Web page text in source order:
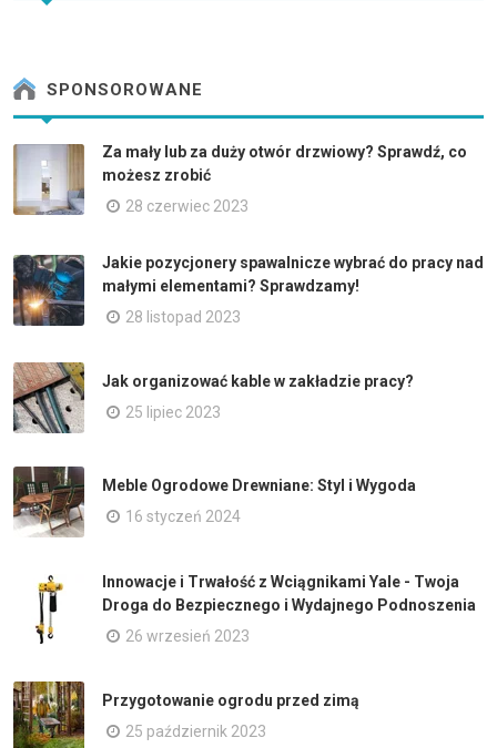
SPONSOROWANE
Za mały lub za duży otwór drzwiowy? Sprawdź, co
możesz zrobić
28 czerwiec 2023
Jakie pozycjonery spawalnicze wybrać do pracy nad
małymi elementami? Sprawdzamy!
28 listopad 2023
Jak organizować kable w zakładzie pracy?
25 lipiec 2023
Meble Ogrodowe Drewniane: Styl i Wygoda
16 styczeń 2024
Innowacje i Trwałość z Wciągnikami Yale - Twoja
Droga do Bezpiecznego i Wydajnego Podnoszenia
26 wrzesień 2023
Przygotowanie ogrodu przed zimą
25 październik 2023